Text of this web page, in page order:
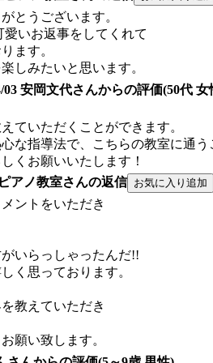
とうございます。
いお返事をしてくれて
ます。
しみたいと思います。
03 安岡文代さんからの評価(50代 女
ていただくことができます。
な指導法で、こちらの教室に通う
くお願いいたします！
アノ教室さんの返信
ントをいただき
いらっしゃったんだ!!
く思っております。
教えていただき
願い致します。